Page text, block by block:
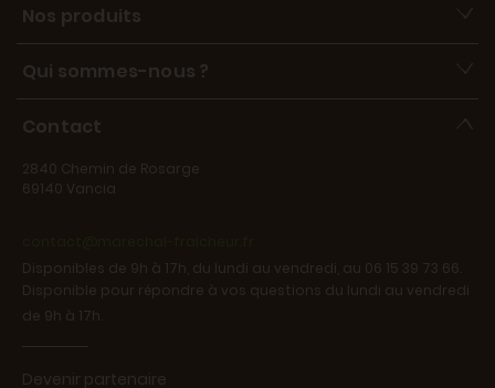
Nos produits
Qui sommes-nous ?
Contact
2840 Chemin de Rosarge
69140 Vancia
Disponibles de 9h à 17h, du lundi au vendredi, au 06 15 39 73 66.
Disponible pour répondre à vos questions du lundi au vendredi
de 9h à 17h.
Devenir partenaire